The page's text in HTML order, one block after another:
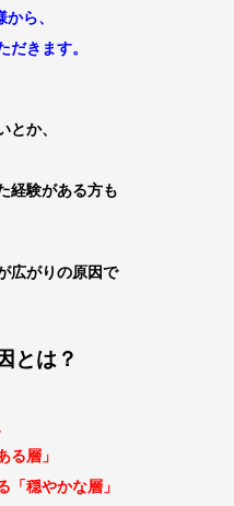
ら、
だきます。
とか、
経験がある方も
広がりの原因で
とは？
る層」
「穏やかな層」